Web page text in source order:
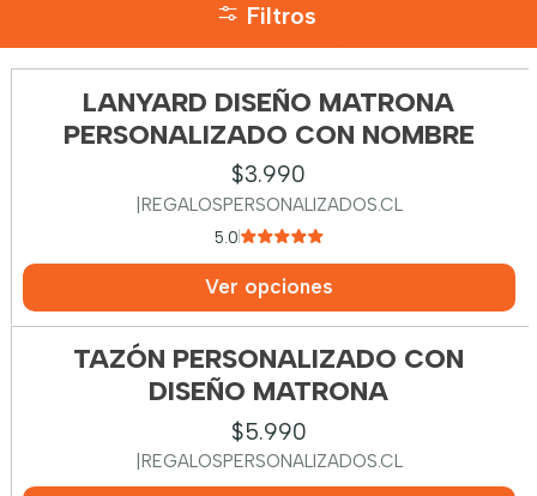
Filtros
LANYARD DISEÑO MATRONA
PERSONALIZADO CON NOMBRE
$3.990
REGALOSPERSONALIZADOS.CL
5.0
Ver opciones
TAZÓN PERSONALIZADO CON
DISEÑO MATRONA
$5.990
REGALOSPERSONALIZADOS.CL